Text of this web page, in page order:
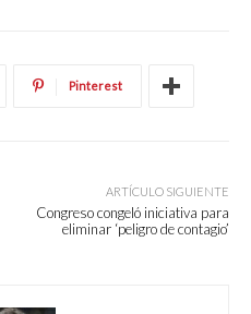
Pinterest
ARTÍCULO SIGUIENTE
Congreso congeló iniciativa para
eliminar ‘peligro de contagio’